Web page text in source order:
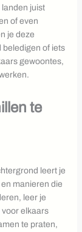
juist
of even
je deze
beledigen of iets
gewoontes,
te
leert je
manieren die
leer je
elkaars
te praten,